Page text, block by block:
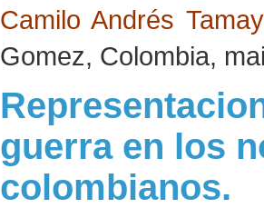
Camilo Andrés
Gomez, Colombia,
guerra en los
colombianos.